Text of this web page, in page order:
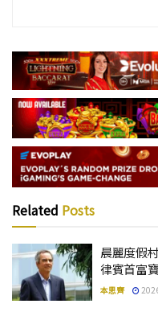
Related Posts
晨麗度假
律賓首富
本思齊